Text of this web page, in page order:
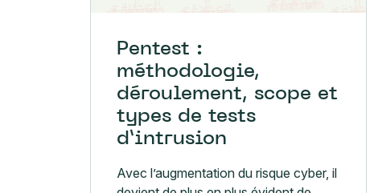
Pentest :
méthodologie,
déroulement, scope et
types de tests
d’intrusion
Avec l’augmentation du risque cyber, il